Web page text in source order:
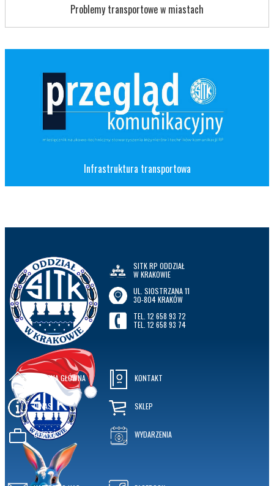
Problemy transportowe w miastach
Infrastruktura transportowa
SITK RP ODDZIAŁ
W KRAKOWIE
UL. SIOSTRZANA 11
30-804 KRAKÓW
TEL. 12 658 93 72
TEL. 12 658 93 74
STRONA GŁÓWNA
O NAS
OFERTA
KONTAKT
SKLEP
WYDARZENIA